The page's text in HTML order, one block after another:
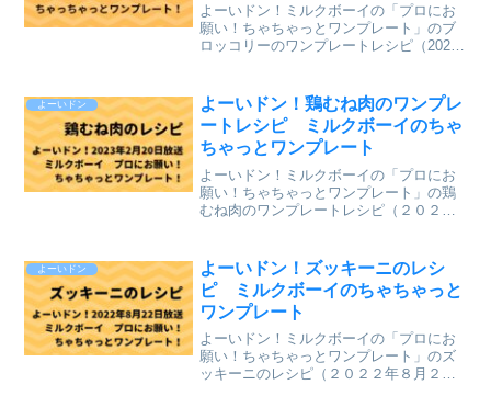
よーいドン！ミルクボーイの「プロにお
願い！ちゃちゃっとワンプレート」のブ
ロッコリーのワンプレートレシピ（2025
までのレシピを記事にしています。
⇒「ミルクボーイの...
よーいドン
よーいドン！鶏むね肉のワンプレ
ートレシピ ミルクボーイのちゃ
ちゃっとワンプレート
よーいドン！ミルクボーイの「プロにお
願い！ちゃちゃっとワンプレート」の鶏
むね肉のワンプレートレシピ（２０２３
めて今までのレシピを記事にしていま
す。⇒「ミルクボーイのプロ...
よーいドン
よーいドン！ズッキーニのレシ
ピ ミルクボーイのちゃちゃっと
ワンプレート
よーいドン！ミルクボーイの「プロにお
願い！ちゃちゃっとワンプレート」のズ
ッキーニのレシピ（２０２２年８月２２